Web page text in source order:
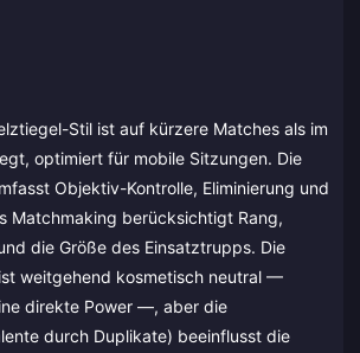
Stil ist auf kürzere Matches als im
optimiert für mobile Sitzungen. Die
Objektiv-Kontrolle, Eliminierung und
Matchmaking berücksichtigt Rang,
die Größe des Einsatztrupps. Die
weitgehend kosmetisch neutral —
direkte Power —, aber die
durch Duplikate) beeinflusst die